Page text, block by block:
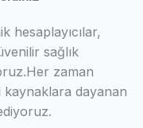
hesaplayıcılar,
sağlık
zaman
kaynaklara dayanan